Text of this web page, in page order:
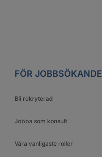
FÖR JOBBSÖKANDE
Bli rekryterad
Jobba som konsult
Våra vanligaste roller